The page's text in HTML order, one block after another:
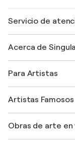
Servicio de
Envío
Ofrecer una
Unirse a nuestro
Mi cuenta
Protección al
+34 911 23 97 81
Acerca de
faq
Revista Singulart
Empleos
Descubre arte
Para Artistas
Inicie sesión
Artistas
Marc Chagall
Obras de arte en